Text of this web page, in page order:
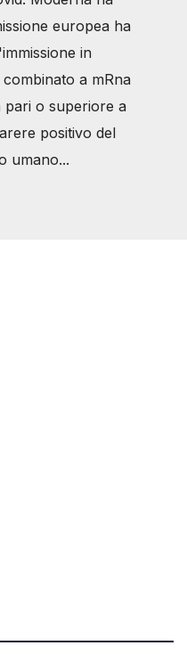
europea ha
in
a mRna
pari o superiore a
positivo del
umano...